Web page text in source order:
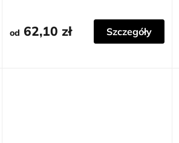
od 62,10 zł Szczegóły